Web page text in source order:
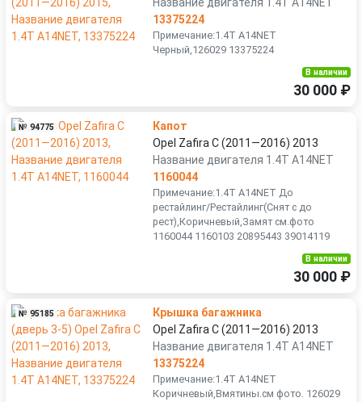
13375224
Примечание:1.4T A14NET
Черный,126029 13375224
В наличии
30 000 ₽
№ 94775
Капот
Opel Zafira C (2011—2016) 2013
Название двигателя 1.4T A14NET
1160044
Примечание:1.4T A14NET До
рестайлинг/Рестайлинг(Снят с до
рест),Коричневый,Замят см.фото
1160044 1160103 20895443 39014119
В наличии
30 000 ₽
№ 95185
Крышка багажника
Opel Zafira C (2011—2016) 2013
Название двигателя 1.4T A14NET
13375224
Примечание:1.4T A14NET
Коричневый,Вмятины.см фото. 126029